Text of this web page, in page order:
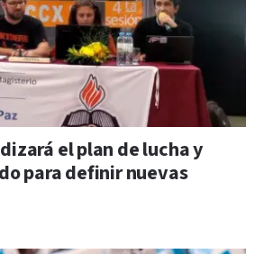
el plan de lucha y
para definir nuevas